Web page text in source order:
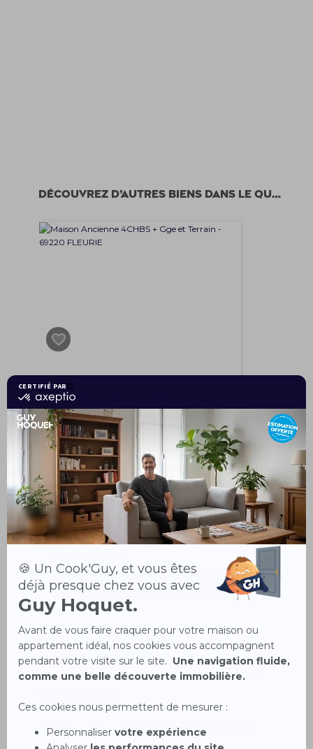
Découvrez d’autres biens dans le quartier
Maison 6 pièces 138.5 m²
LA CHAPELLE DE GUINCHAY 71570
349 000 €
Guy HoquetCHARNAY-LES-MACON
29 Grande rue de la Coupée
71850 CHARNAY-LÈS-MÂCON
NOS HONORAIRES
Votre conseiller
Alexis VESSOT, conseiller Guy Hoquet est à
votre disposition
Lundi 09h00 - 12h00 / 14h00 - 18h00